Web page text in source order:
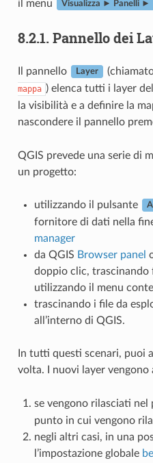
il menu
Visualizza ► Panelli ►
8.2.1. Pannello dei
Il pannello Layer
mappa ) elenca tutti i layer
la visibilità e a definire la
nascondere il pannello
QGIS prevede una serie di
un progetto:
utilizzando il pulsante
fornitore di dati nella
manager
da QGIS Browser panel
doppio clic, trascinando
utilizzando il menu
trascinando i file da
all’interno di QGIS.
In tutti questi scenari, puoi
volta. I nuovi layer vengono
se vengono rilasciati nel
punto in cui vengono
negli altri casi, in una
l’impostazione globale